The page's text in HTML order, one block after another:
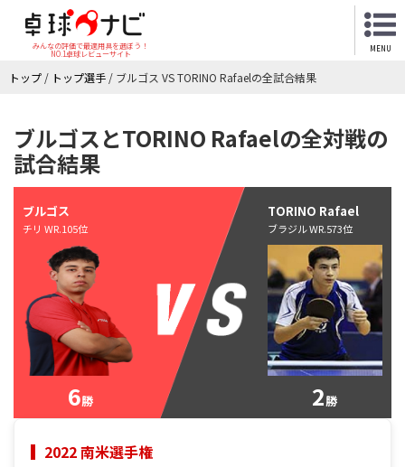
みんなの評価で最適用具を選ぼう！
NO.1卓球レビューサイト
MENU
トップ / トップ選手 / ブルゴス VS TORINO Rafaelの全試合結果
ブルゴスとTORINO Rafaelの全対戦の
試合結果
ブルゴス
チリ WR.105位
6勝
TORINO Rafael
ブラジル WR.573位
2勝
2022 南米選手権